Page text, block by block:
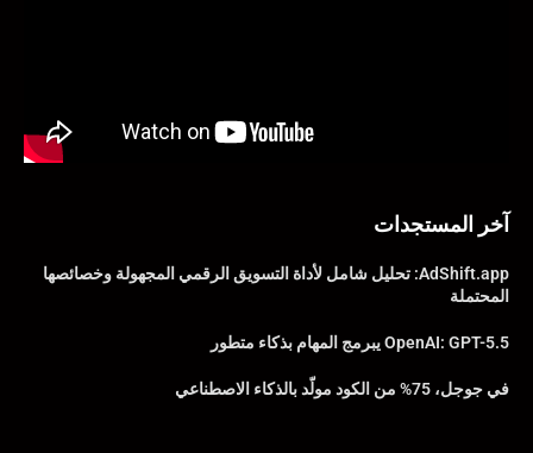
آخر المستجدات
AdShift.app: تحليل شامل لأداة التسويق الرقمي المجهولة وخصائصها
المحتملة
OpenAI: GPT-5.5 يبرمج المهام بذكاء متطور
في جوجل، 75% من الكود مولّد بالذكاء الاصطناعي